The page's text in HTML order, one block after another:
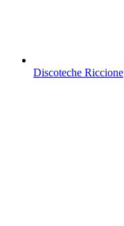
Discoteche Riccione